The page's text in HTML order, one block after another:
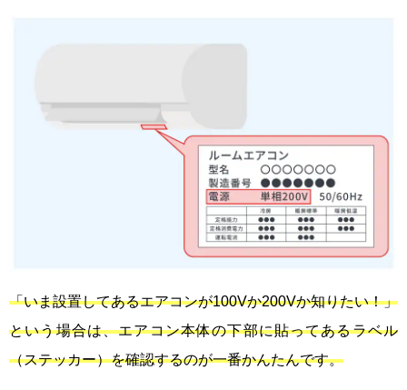
「いま設置してあるエアコンが100Vか200Vか知りたい！」
という場合は、エアコン本体の下部に貼ってあるラベル
（ステッカー）を確認するのが一番かんたんです。